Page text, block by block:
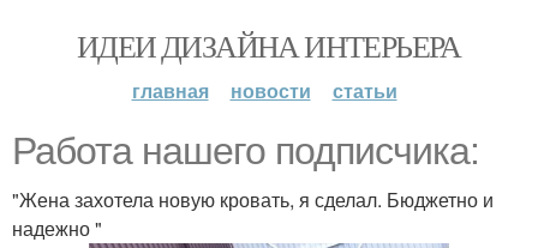
ИДЕИ ДИЗАЙНА ИНТЕРЬЕРА
главная новости статьи
Работа нашего подписчика:
"Жена захотела новую кровать, я сделал. Бюджетно и
надежно "